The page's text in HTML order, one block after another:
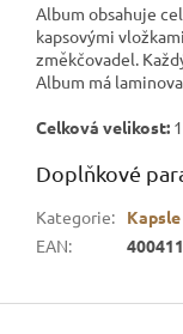
Album obsahuje
kapsovými
změkčovadel.
Album má
Celková velikost:
Doplňkové
Kategorie:
EAN:
Z